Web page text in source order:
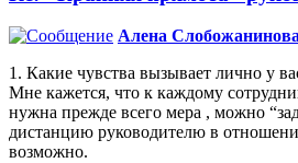
Алена Слобожанинова
1. Какие чувства вызывает лично у
Мне кажется, что к каждому
нужна прежде всего мера , можно
дистанцию руководителю в
возможно.